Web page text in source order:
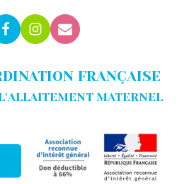
FRANÇAISE
MATERNEL